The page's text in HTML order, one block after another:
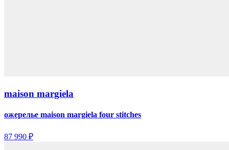
maison margiela
ожерелье maison margiela four stitches
87 990 ₽